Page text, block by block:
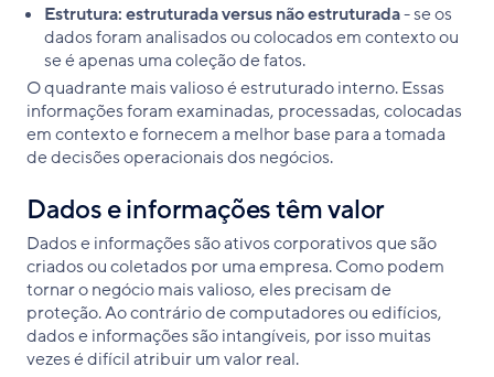
Estrutura: estruturada versus não estruturada- se os
dados foram analisados ou colocados em contexto ou
se é apenas uma coleção de fatos.
O quadrante mais valioso é estruturado interno. Essas
informações foram examinadas, processadas, colocadas
em contexto e fornecem a melhor base para a tomada
de decisões operacionais dos negócios.
Dados e informações têm valor
Dados e informações são ativos corporativos que são
criados ou coletados por uma empresa. Como podem
tornar o negócio mais valioso, eles precisam de
proteção. Ao contrário de computadores ou edifícios,
dados e informações são intangíveis, por isso muitas
vezes é difícil atribuir um valor real.